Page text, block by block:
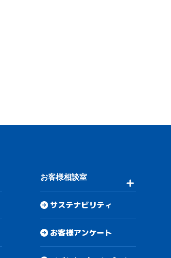
お客様相談室
サステナビリティ
お客様アンケート